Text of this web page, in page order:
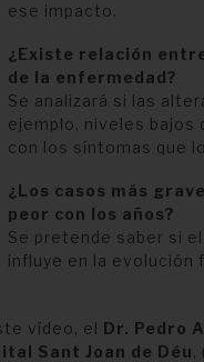
ese impacto.
¿Existe relación
de la enfermedad?
Se analizará si las
ejemplo, niveles bajos
con los síntomas que
¿Los casos más
peor con los años?
Se pretende saber si
influye en la evolución
vídeo, el Dr. Pedro
Sant Joan de Déu,